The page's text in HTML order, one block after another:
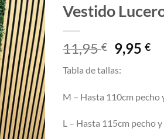
Añadir
a la
lista
de
deseos
Vestido
11,95€ El
precio
original
11,95 €.
9,95€El
Tabla de tallas:
M – Hasta 110cm pecho
L – Hasta 115cm pecho